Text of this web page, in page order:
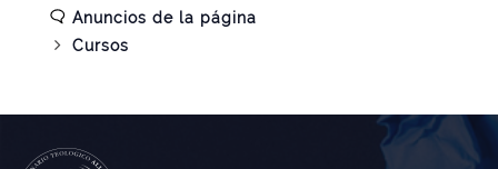
Anuncios de la página
Cursos